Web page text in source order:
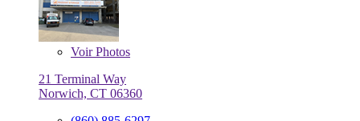
VoirPhotos
21 Terminal Way
Norwich, CT 06360